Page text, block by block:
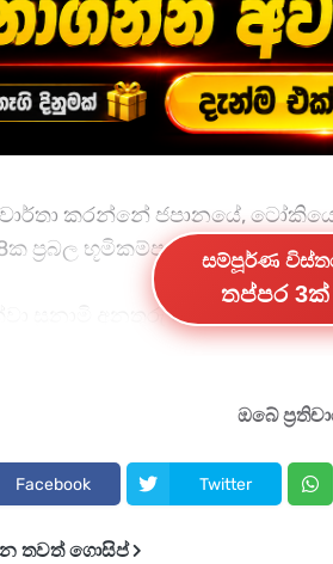
වාර්තා කරන්නේ ජපානයේ,
ප්‍රබල භූමිකම්පාවක් සිදු ඇති බවයි.
සුනාමි අනතුරු ඇඟවීමක් නිකුත්
වූ දෙවන භූචලනය මෙය වන බවත්
නගරය අසලට පිහිටා ඇති
සම්පූර්ණ
තප්පර 3ක්
ඔබේ
Facebook Twitter
තවත් ගොසිප්